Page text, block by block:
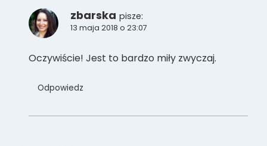
zbarska pisze:
13 maja 2018 o 23:07
Oczywiście! Jest to bardzo miły zwyczaj.
Odpowiedz